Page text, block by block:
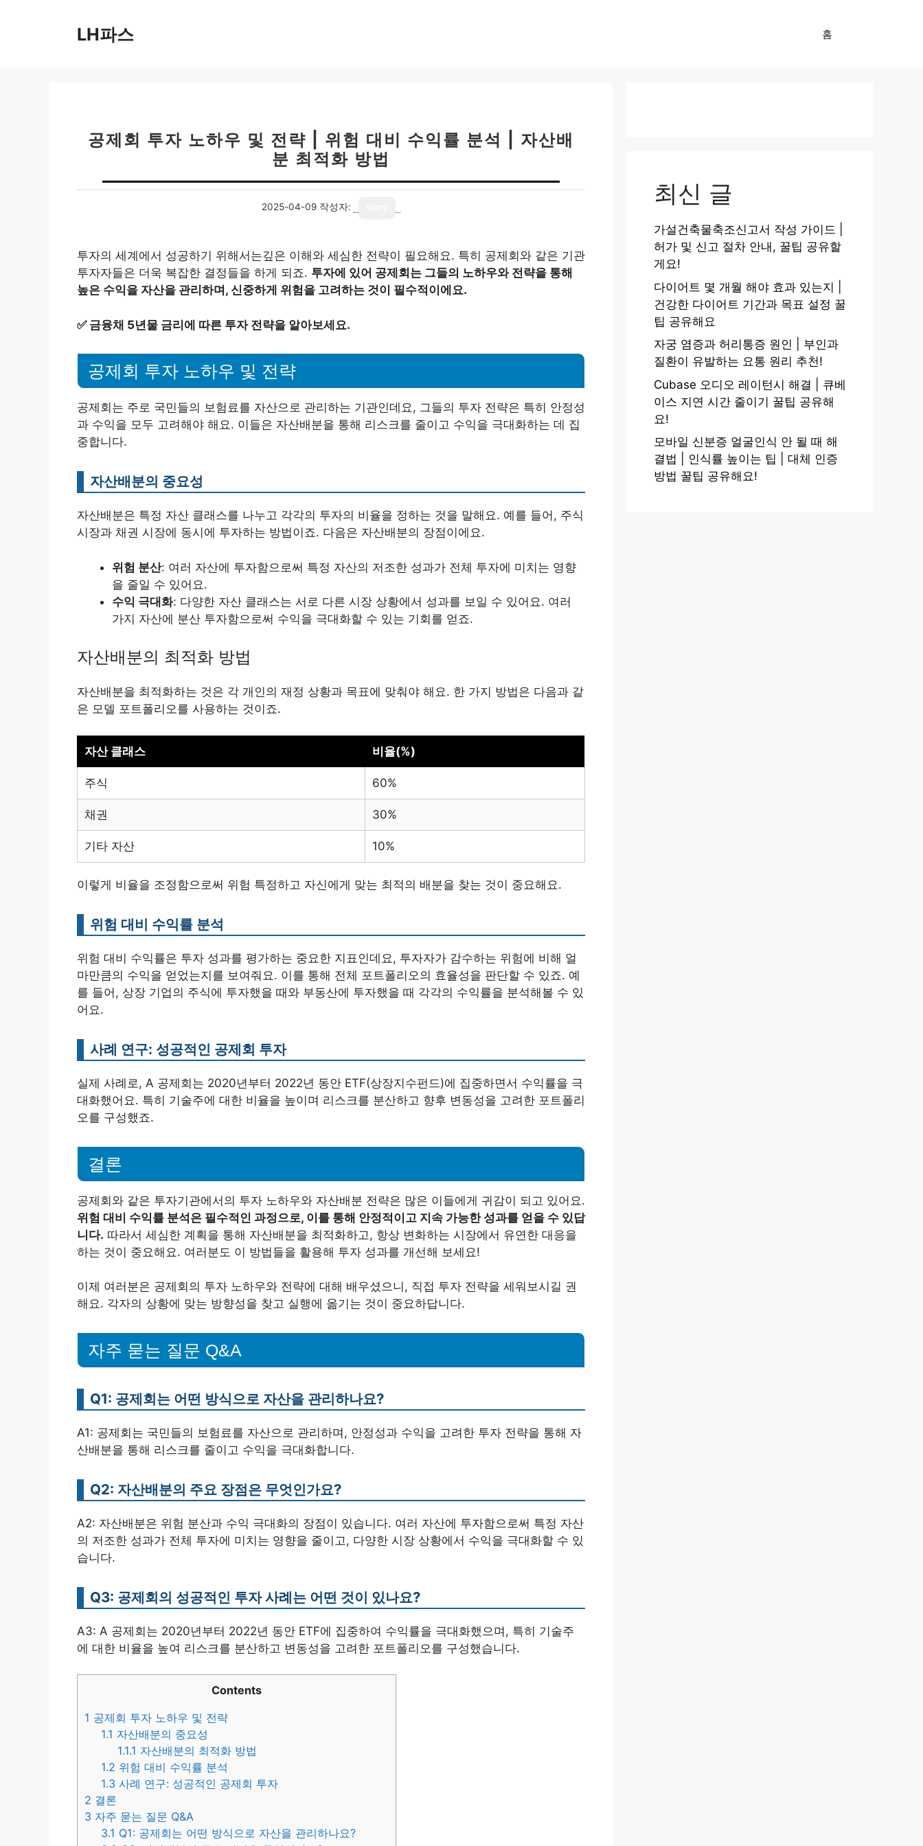
LH파스 홈
공제회 투자 노하우 및 전략 | 위험 대비 수익률 분석 | 자산배
분 최적화 방법
2025-04-09 작성자:
투자의 세계에서 성공하기 위해서는깊은 이해와 세심한 전략이 필요해요. 특히 공제회와 같은 기관
투자자들은 더욱 복잡한 결정들을 하게 되죠. 투자에 있어 공제회는 그들의 노하우와 전략을 통해
높은 수익을 자산을 관리하며, 신중하게 위험을 고려하는 것이 필수적이에요.
✅ 금융채 5년물 금리에 따른 투자 전략을 알아보세요.
공제회 투자 노하우 및 전략
공제회는 주로 국민들의 보험료를 자산으로 관리하는 기관인데요, 그들의 투자 전략은 특히 안정성
과 수익을 모두 고려해야 해요. 이들은 자산배분을 통해 리스크를 줄이고 수익을 극대화하는 데 집
중합니다.
자산배분의 중요성
자산배분은 특정 자산 클래스를 나누고 각각의 투자의 비율을 정하는 것을 말해요. 예를 들어, 주식
시장과 채권 시장에 동시에 투자하는 방법이죠. 다음은 자산배분의 장점이에요.
위험 분산: 여러 자산에 투자함으로써 특정 자산의 저조한 성과가 전체 투자에 미치는 영향
을 줄일 수 있어요.
수익 극대화: 다양한 자산 클래스는 서로 다른 시장 상황에서 성과를 보일 수 있어요. 여러
가지 자산에 분산 투자함으로써 수익을 극대화할 수 있는 기회를 얻죠.
자산배분의 최적화 방법
자산배분을 최적화하는 것은 각 개인의 재정 상황과 목표에 맞춰야 해요. 한 가지 방법은 다음과 같
은 모델 포트폴리오를 사용하는 것이죠.
자산 클래스 비율(%)
주식 60%
채권 30%
기타 자산 10%
이렇게 비율을 조정함으로써 위험 특정하고 자신에게 맞는 최적의 배분을 찾는 것이 중요해요.
위험 대비 수익률 분석
위험 대비 수익률은 투자 성과를 평가하는 중요한 지표인데요, 투자자가 감수하는 위험에 비해 얼
마만큼의 수익을 얻었는지를 보여줘요. 이를 통해 전체 포트폴리오의 효율성을 판단할 수 있죠. 예
를 들어, 상장 기업의 주식에 투자했을 때와 부동산에 투자했을 때 각각의 수익률을 분석해볼 수 있
어요.
사례 연구: 성공적인 공제회 투자
실제 사례로, A 공제회는 2020년부터 2022년 동안 ETF(상장지수펀드)에 집중하면서 수익률을 극
대화했어요. 특히 기술주에 대한 비율을 높이며 리스크를 분산하고 향후 변동성을 고려한 포트폴리
오를 구성했죠.
결론
공제회와 같은 투자기관에서의 투자 노하우와 자산배분 전략은 많은 이들에게 귀감이 되고 있어요.
위험 대비 수익률 분석은 필수적인 과정으로, 이를 통해 안정적이고 지속 가능한 성과를 얻을 수 있답
니다. 따라서 세심한 계획을 통해 자산배분을 최적화하고, 항상 변화하는 시장에서 유연한 대응을
하는 것이 중요해요. 여러분도 이 방법들을 활용해 투자 성과를 개선해 보세요!
이제 여러분은 공제회의 투자 노하우와 전략에 대해 배우셨으니, 직접 투자 전략을 세워보시길 권
해요. 각자의 상황에 맞는 방향성을 찾고 실행에 옮기는 것이 중요하답니다.
자주 묻는 질문 Q&A
Q1: 공제회는 어떤 방식으로 자산을 관리하나요?
A1: 공제회는 국민들의 보험료를 자산으로 관리하며, 안정성과 수익을 고려한 투자 전략을 통해 자
산배분을 통해 리스크를 줄이고 수익을 극대화합니다.
Q2: 자산배분의 주요 장점은 무엇인가요?
A2: 자산배분은 위험 분산과 수익 극대화의 장점이 있습니다. 여러 자산에 투자함으로써 특정 자산
의 저조한 성과가 전체 투자에 미치는 영향을 줄이고, 다양한 시장 상황에서 수익을 극대화할 수 있
습니다.
Q3: 공제회의 성공적인 투자 사례는 어떤 것이 있나요?
A3: A 공제회는 2020년부터 2022년 동안 ETF에 집중하여 수익률을 극대화했으며, 특히 기술주
에 대한 비율을 높여 리스크를 분산하고 변동성을 고려한 포트폴리오를 구성했습니다.
Contents
1 공제회 투자 노하우 및 전략
1.1 자산배분의 중요성
1.1.1 자산배분의 최적화 방법
1.2 위험 대비 수익률 분석
1.3 사례 연구: 성공적인 공제회 투자
2 결론
3 자주 묻는 질문 Q&A
3.1 Q1: 공제회는 어떤 방식으로 자산을 관리하나요?
최신 글
가설건축물축조신고서 작성 가이드 |
허가 및 신고 절차 안내, 꿀팁 공유할
게요!
다이어트 몇 개월 해야 효과 있는지 |
건강한 다이어트 기간과 목표 설정 꿀
팁 공유해요
자궁 염증과 허리통증 원인 | 부인과
질환이 유발하는 요통 원리 추천!
Cubase 오디오 레이턴시 해결 | 큐베
이스 지연 시간 줄이기 꿀팁 공유해
요!
모바일 신분증 얼굴인식 안 될 때 해
결법 | 인식률 높이는 팁 | 대체 인증
방법 꿀팁 공유해요!